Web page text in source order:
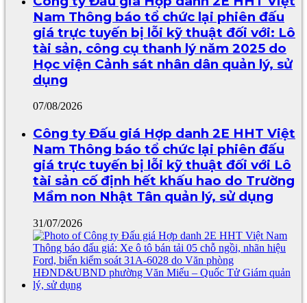
Nam Thông báo tổ chức lại phiên đấu
giá trực tuyến bị lỗi kỹ thuật đối với: Lô
tài sản, công cụ thanh lý năm 2025 do
Học viện Cảnh sát nhân dân quản lý, sử
dụng
07/08/2026
Công ty Đấu giá Hợp danh 2E HHT Việt
Nam Thông báo tổ chức lại phiên đấu
giá trực tuyến bị lỗi kỹ thuật đối với Lô
tài sản cố định hết khấu hao do Trường
Mầm non Nhật Tân quản lý, sử dụng
31/07/2026